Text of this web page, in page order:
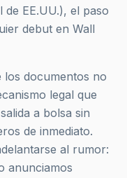
EE.UU.), el paso
debut en Wall
los documentos no
legal que
a bolsa sin
de inmediato.
al rumor:
anunciamos